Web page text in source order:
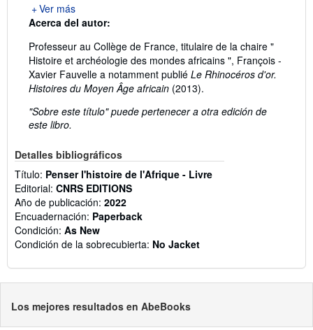
Ver más
Acerca del autor:
Professeur au Collège de France, titulaire de la chaire "
Histoire et archéologie des mondes africains ", François -
Xavier Fauvelle a notamment publié Le Rhinocéros d'or.
Histoires du Moyen Âge africain (2013).
"Sobre este título" puede pertenecer a otra edición de
este libro.
Detalles bibliográficos
Título: Penser l'histoire de l'Afrique - Livre
Editorial: CNRS EDITIONS
Año de publicación: 2022
Encuadernación: Paperback
Condición: As New
Condición de la sobrecubierta: No Jacket
Los mejores resultados en AbeBooks